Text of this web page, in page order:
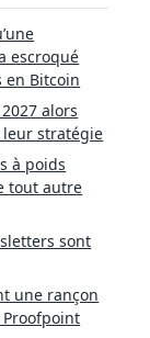
escroqué
en Bitcoin
alors
stratégie
à poids
tout autre
sont
une rançon